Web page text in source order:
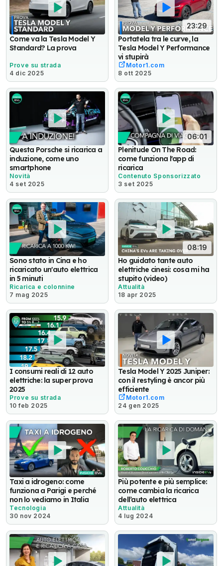
Come va la Tesla Model Y
Standard? La prova
Prove su strada
4 dic 2025
23:29
Portatela tra le curve, la
Tesla Model Y Performance
vi stupirà
Motor1.com
8 ott 2025
Questa Porsche si ricarica a
induzione, come uno
smartphone
Novità
4 set 2025
06:01
Plenitude On The Road:
come funziona l'app di
ricarica
Contenuto Sponsorizzato
3 set 2025
Sono stato in Cina e ho
ricaricato un'auto elettrica
in 5 minuti
Ricarica e colonnine
7 mag 2025
08:19
Ho guidato tante auto
elettriche cinesi: cosa mi ha
stupito (video)
Attualità
18 apr 2025
I consumi reali di 12 auto
elettriche: la super prova
2025
Prove su strada
10 feb 2025
Tesla Model Y 2025 Juniper:
con il restyling è ancor più
efficiente
Motor1.com
24 gen 2025
Taxi a idrogeno: come
funziona a Parigi e perché
non lo vediamo in Italia
Tecnologia
30 nov 2024
Più potente e più semplice:
come cambia la ricarica
dell’auto elettrica
Attualità
4 lug 2024